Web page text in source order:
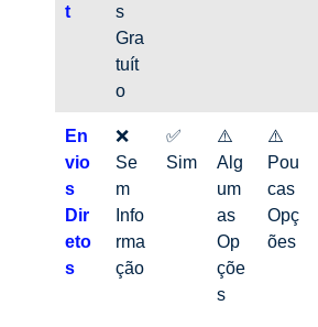
t
s
Gra
tuít
o
En
vio
s
Dir
eto
s
❌
Se
m
Info
rma
ção
✅
Sim
⚠️
Alg
um
as
Op
çõe
s
⚠️
Pou
cas
Opç
ões